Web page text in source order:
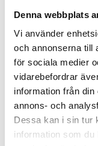
Denna webbplats
Vi använder
och annonserna till
för sociala medier
vidarebefordrar
information från
annons- och
Dessa kan i sin tur
information som du
TypeError:
function at
https://
(<anonymous>) at
(https://
(https://